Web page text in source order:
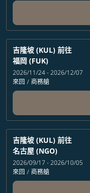
吉隆坡 (KUL) 前往
福岡 (FUK)
2026/11/24 - 2026/12/07
來回 / 商務艙
吉隆坡 (KUL) 前往
名古屋 (NGO)
2026/09/17 - 2026/10/05
來回 / 商務艙